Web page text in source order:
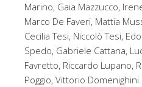
Marino, Gaia Mazzucco,
Marco De Faveri, Mattia
Cecilia Tesi, Niccolò Tesi,
Spedo, Gabriele Cattana,
Favretto, Riccardo Lupano,
Poggio, Vittorio Domenighini.